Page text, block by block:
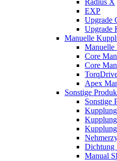
EXP
Upgrade
Upgrade
Manuelle
Manuelle
Core
Core
Apex
Sonstige
Sonstige
Dichtung
Manual